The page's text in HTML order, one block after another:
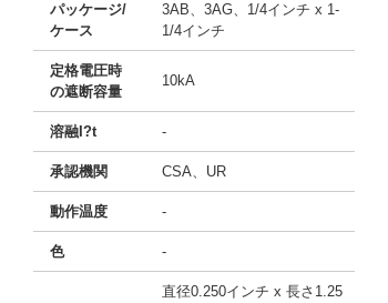
パッケージ/
ケース
3AB、3AG、1/4インチ x 1-
1/4インチ
定格電圧時
の遮断容量
10kA
溶融I?t -
承認機関 CSA、UR
動作温度 -
色 -
直径0.250インチ x 長さ1.25